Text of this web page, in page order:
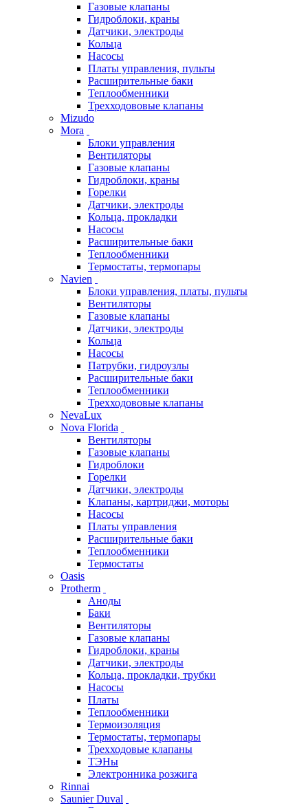
Газовые клапаны
Гидроблоки, краны
Датчики, электроды
Кольца
Насосы
Платы управления, пульты
Расширительные баки
Теплообменники
Трехходововые клапаны
Mizudo
Mora
Блоки управления
Вентиляторы
Газовые клапаны
Гидроблоки, краны
Горелки
Датчики, электроды
Кольца, прокладки
Насосы
Расширительные баки
Теплообменники
Термостаты, термопары
Navien
Блоки управления, платы, пульты
Вентиляторы
Газовые клапаны
Датчики, электроды
Кольца
Насосы
Патрубки, гидроузлы
Расширительные баки
Теплообменники
Трехходововые клапаны
NevaLux
Nova Florida
Вентиляторы
Газовые клапаны
Гидроблоки
Горелки
Датчики, электроды
Клапаны, картриджи, моторы
Насосы
Платы управления
Расширительные баки
Теплообменники
Термостаты
Oasis
Protherm
Аноды
Баки
Вентиляторы
Газовые клапаны
Гидроблоки, краны
Датчики, электроды
Кольца, прокладки, трубки
Насосы
Платы
Теплообменники
Термоизоляция
Термостаты, термопары
Трехходовые клапаны
ТЭНы
Электронника розжига
Rinnai
Saunier Duval